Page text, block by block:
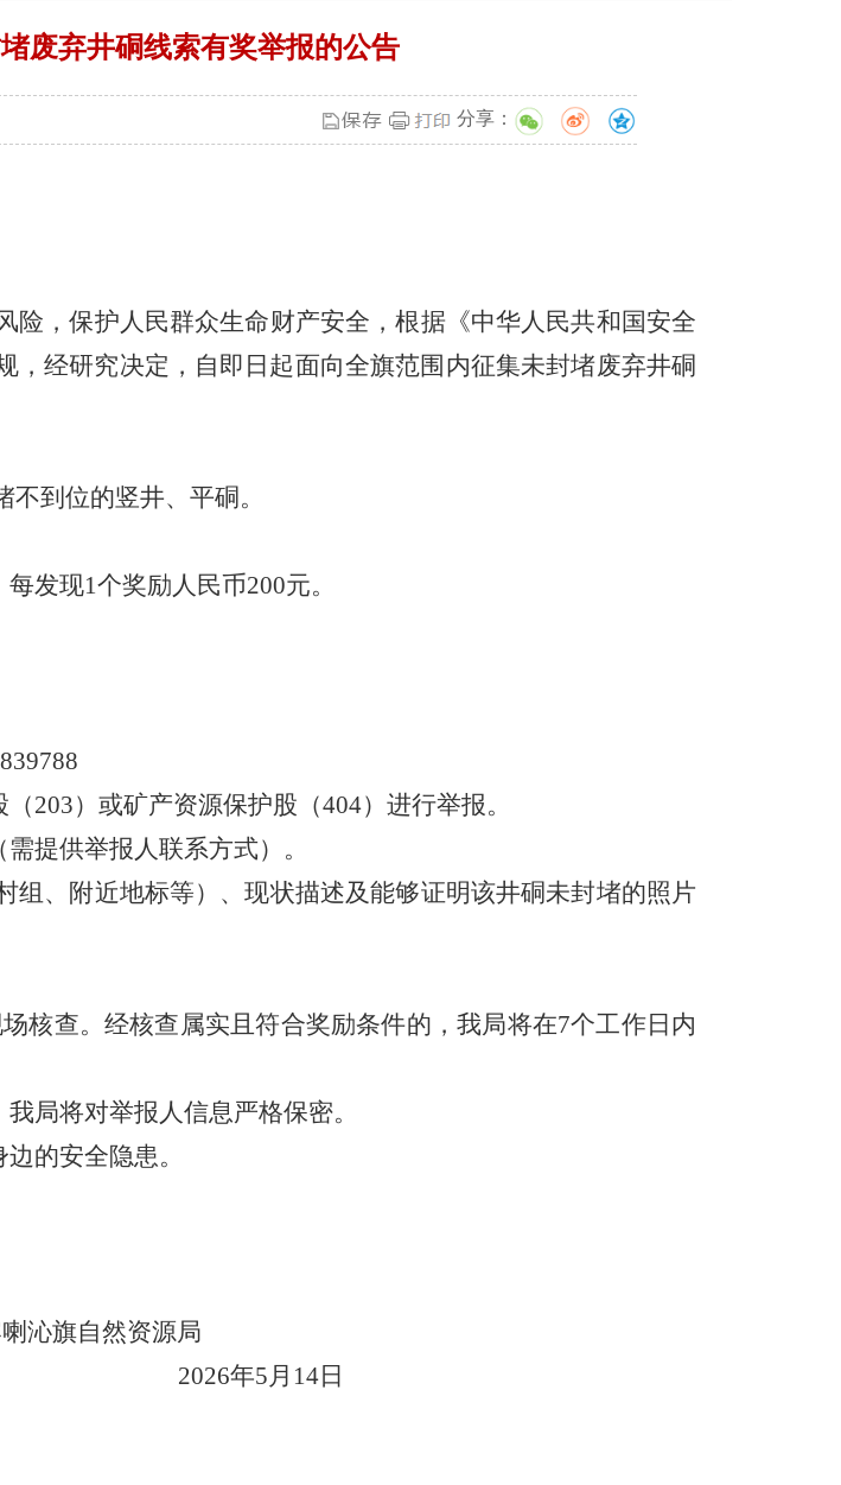
废弃井硐线索有奖举报的公告
分享：
险，保护人民群众生命财产安全，根据《中华人民共和国安全
经研究决定，自即日起面向全旗范围内征集未封堵废弃井硐
到位的竖井、平硐。
每发现1个奖励人民币200元。
（203）或矿产资源保护股（404）进行举报。
提供举报人联系方式）。
、附近地标等）、现状描述及能够证明该井硐未封堵的照片
核查。经核查属实且符合奖励条件的，我局将在7个工作日内
局将对举报人信息严格保密。
的安全隐患。
沁旗自然资源局
2026年5 月14日